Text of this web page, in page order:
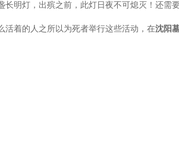
长明灯，出殡之前，此灯日夜不可熄灭！还
活着的人之所以为死者举行这些活动，在沈阳